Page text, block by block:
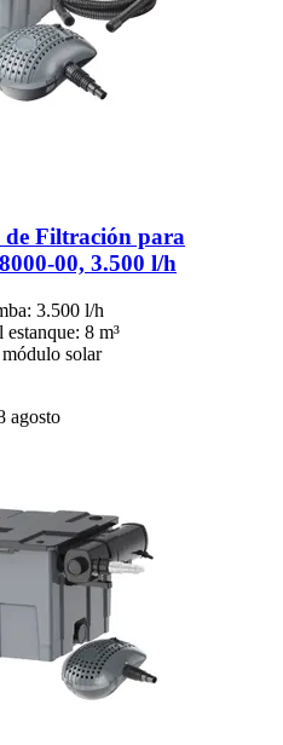
de Filtración para
​00, 3.500 l/h
3.500 l/h
8 m³
solar
agosto